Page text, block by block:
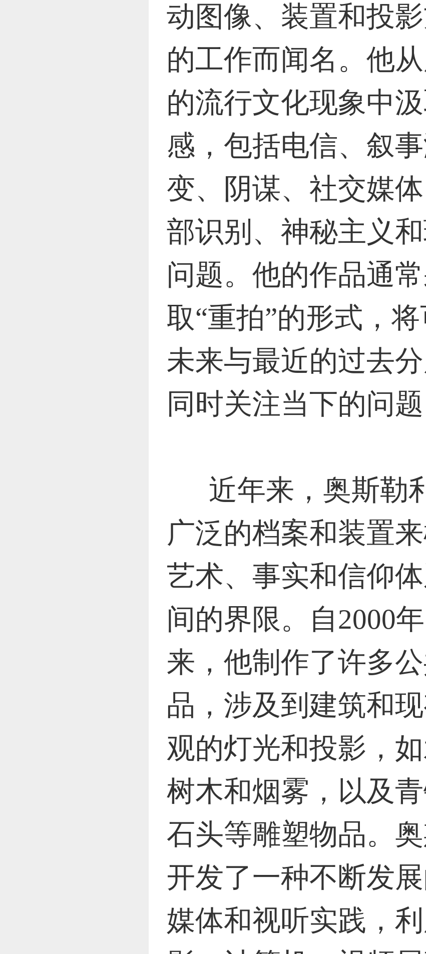
动图像、装置和投
的工作而闻名。他
的流行文化现象中
感，包括电信、叙
变、阴谋、社交媒
部识别、神秘主义
问题。他的作品通
取“重拍”的形式，
未来与最近的过去分
同时关注当下的问题
近年来，奥斯勒
广泛的档案和装置
艺术、事实和信仰
间的界限。自2000
来，他制作了许多
品，涉及到建筑和
观的灯光和投影，如
树木和烟雾，以及
石头等雕塑物品。
开发了一种不断发
媒体和视听实践，